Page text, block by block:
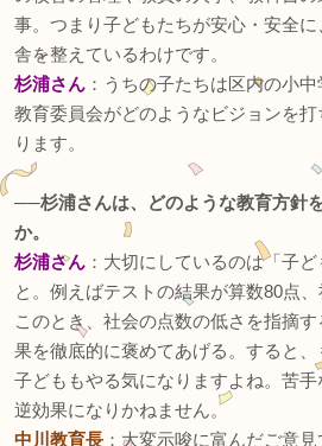
事。つまり子どもたちが安心・安全
舎を整えているわけです。
杉浦さん ：うちの子たちは区内の小
教育委員会がどのようなビジョンを
ります。
──杉浦さんは、どのような教育方針
か。
杉浦さん ：大切にしているのは「子
と。例えばテストの結果が算数80点、
このとき、社会の点数の低さを指摘
果を徹底的に褒めてあげる。すると
子どももやる気になりますよね。苦
逆効果になりかねません。
中川教育長 ：大変示唆に富んだご意